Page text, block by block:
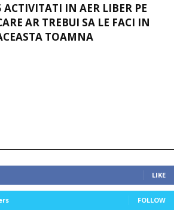
ACTIVITATI IN AER LIBER PE
AR TREBUI SA LE FACI IN
TOAMNA
LIKE
FOLLOW